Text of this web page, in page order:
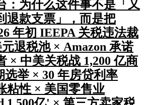
：为什么这件事不是「又
退款支票」，而是把
年初 IEEPA 关税违法裁
退税池 × Amazon 承诺
× 中美关税战 1,200 亿商
选举 × 30 年房贷利率
粘性 × 美国零售业